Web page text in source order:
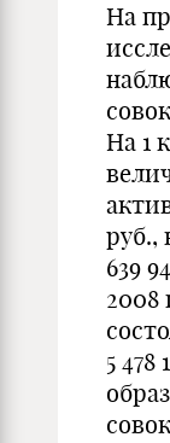
На
На 1
руб.,
639
2008
5